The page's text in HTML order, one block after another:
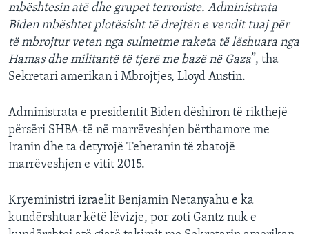
mbështesin atë dhe grupet terroriste. Administrata
Biden mbështet plotësisht të drejtën e vendit tuaj për
të mbrojtur veten nga sulmetme raketa të lëshuara nga
Hamas dhe militantë të tjerë me bazë në Gaza”, tha
Sekretari amerikan i Mbrojtjes, Lloyd Austin.
Administrata e presidentit Biden dëshiron të rikthejë
përsëri SHBA-të në marrëveshjen bërthamore me
Iranin dhe ta detyrojë Teheranin të zbatojë
marrëveshjen e vitit 2015.
Kryeministri izraelit Benjamin Netanyahu e ka
kundërshtuar këtë lëvizje, por zoti Gantz nuk e